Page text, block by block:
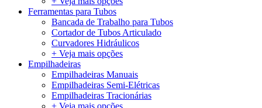
Ferramentas para Tubos
Bancada de Trabalho para Tubos
Cortador de Tubos Articulado
Curvadores Hidráulicos
+ Veja mais opções
Empilhadeiras
Empilhadeiras Manuais
Empilhadeiras Semi-Elétricas
Empilhadeiras Tracionárias
+ Veja mais opções